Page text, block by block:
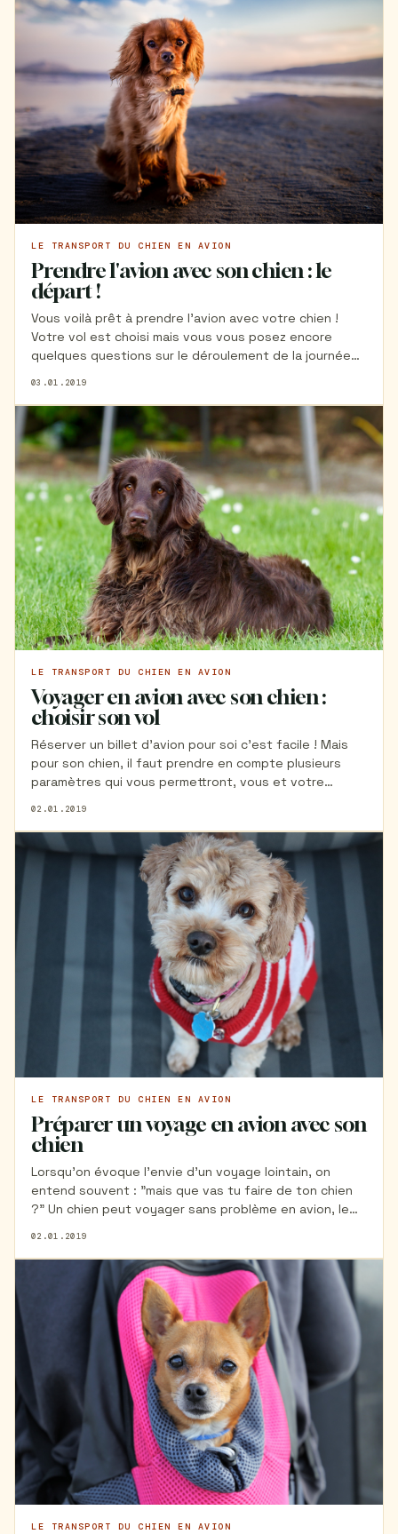
LE TRANSPORT DU CHIEN EN AVION
Prendre l'avion avec son chien : le
départ !
Vous voilà prêt à prendre l'avion avec votre chien !
Votre vol est choisi mais vous vous posez encore
quelques questions sur le déroulement de la journée
voulez que tout soit parfait. Retrouvez dans cet
article mes conseils pour un premier vol réussi !
03.01.2019
LE TRANSPORT DU CHIEN EN AVION
Voyager en avion avec son chien :
choisir son vol
Réserver un billet d'avion pour soi c'est facile ! Mais
pour son chien, il faut prendre en compte plusieurs
paramètres qui vous permettront, vous et votre
compagnie aérienne ? Quel vol choisir ? Je vous dis
tout ici.
02.01.2019
LE TRANSPORT DU CHIEN EN AVION
Préparer un voyage en avion avec son
chien
Lorsqu'on évoque l'envie d'un voyage lointain, on
entend souvent : "mais que vas tu faire de ton chien
?" Un chien peut voyager sans problème en avion, le
quel est le prix d'un billet d'avion pour chien, alors cet
article vous aidera à y voir plus clair.
02.01.2019
LE TRANSPORT DU CHIEN EN AVION